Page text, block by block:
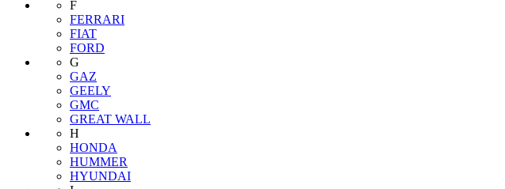
F
FERRARI
FIAT
FORD
G
GAZ
GEELY
GMC
GREAT WALL
H
HONDA
HUMMER
HYUNDAI